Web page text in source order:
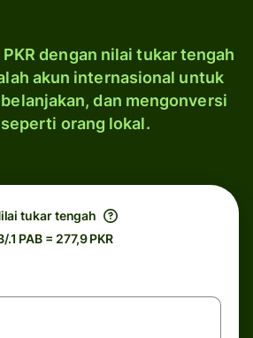
dengan nilai tukar tengah
akun internasional untuk
dan mengonversi
orang lokal.
tukar tengah
.1 PAB = 277,9 PKR